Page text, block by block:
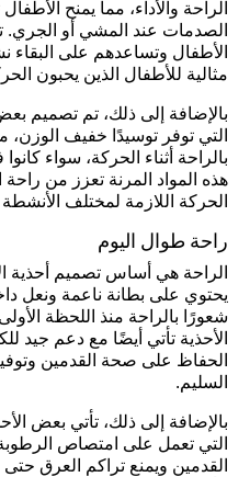
الراحة والأداء، مما يمنح
الصدمات عند المشي أو
الأطفال وتساعدهم على البقاء
مثالية للأطفال الذين يحبون
التي توفر توسيدًا خفيف
بالراحة أثناء الحركة، سواء
هذه المواد المرنة تعزز من
الحركة اللازمة لمختلف الأنشطة
راحة طوال اليوم
الراحة هي أساس تصميم أحذية
يحتوي على بطانة ناعمة ونعل
شعورًا بالراحة منذ اللحظة
الأحذية تأتي أيضًا مع دعم
الحفاظ على صحة القدمين
السليم.
التي تعمل على امتصاص
القدمين ويمنع تراكم العرق حتى